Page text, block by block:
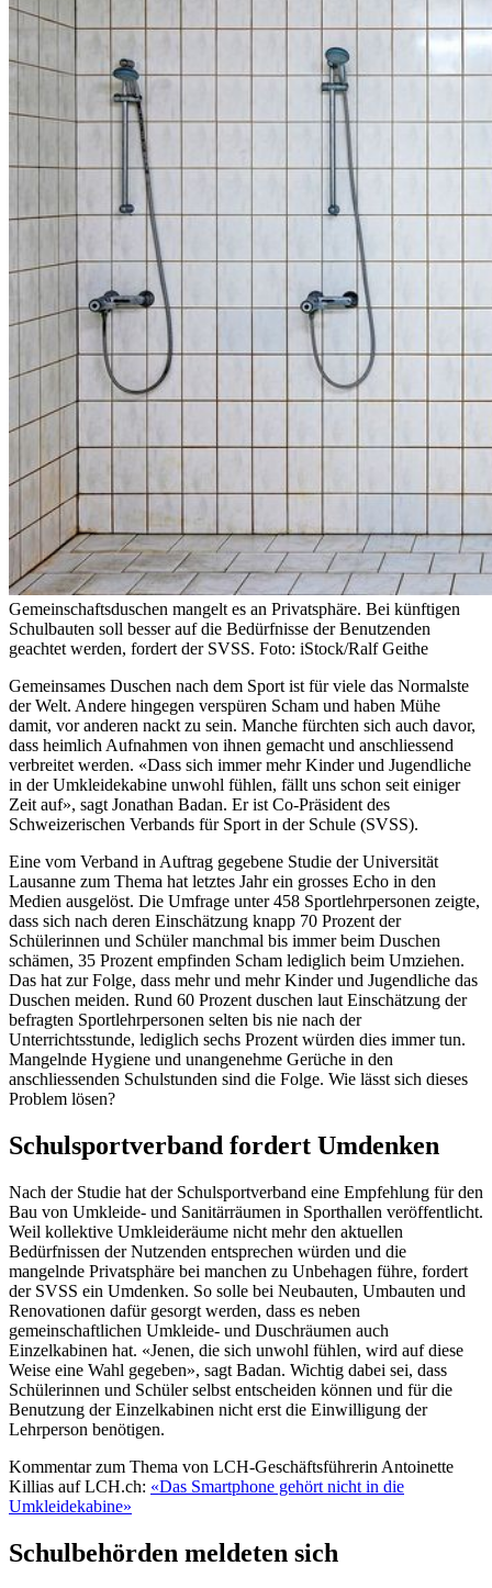
Gemeinschaftsduschen mangelt es an Privatsphäre. Bei künftigen
Schulbauten soll besser auf die Bedürfnisse der Benutzenden
geachtet werden, fordert der SVSS. Foto: iStock/Ralf Geithe
Gemeinsames Duschen nach dem Sport ist für viele das Normalste
der Welt. Andere hingegen verspüren Scham und haben Mühe
damit, vor anderen nackt zu sein. Manche fürchten sich auch davor,
dass heimlich Aufnahmen von ihnen gemacht und anschliessend
verbreitet werden. «Dass sich immer mehr Kinder und Jugendliche
in der Umkleidekabine unwohl fühlen, fällt uns schon seit einiger
Zeit auf», sagt Jonathan Badan. Er ist Co-Präsident des
Schweizerischen Verbands für Sport in der Schule (SVSS).
Eine vom Verband in Auftrag gegebene Studie der Universität
Lausanne zum Thema hat letztes Jahr ein grosses Echo in den
Medien ausgelöst. Die Umfrage unter 458 Sportlehrpersonen zeigte,
dass sich nach deren Einschätzung knapp 70 Prozent der
Schülerinnen und Schüler manchmal bis immer beim Duschen
schämen, 35 Prozent empfinden Scham lediglich beim Umziehen.
Das hat zur Folge, dass mehr und mehr Kinder und Jugendliche das
Duschen meiden. Rund 60 Prozent duschen laut Einschätzung der
befragten Sportlehrpersonen selten bis nie nach der
Unterrichtsstunde, lediglich sechs Prozent würden dies immer tun.
Mangelnde Hygiene und unangenehme Gerüche in den
anschliessenden Schulstunden sind die Folge. Wie lässt sich dieses
Problem lösen?
Schulsportverband fordert Umdenken
Nach der Studie hat der Schulsportverband eine Empfehlung für den
Bau von Umkleide- und Sanitärräumen in Sporthallen veröffentlicht.
Weil kollektive Umkleideräume nicht mehr den aktuellen
Bedürfnissen der Nutzenden entsprechen würden und die
mangelnde Privatsphäre bei manchen zu Unbehagen führe, fordert
der SVSS ein Umdenken. So solle bei Neubauten, Umbauten und
Renovationen dafür gesorgt werden, dass es neben
gemeinschaftlichen Umkleide- und Duschräumen auch
Einzelkabinen hat. «Jenen, die sich unwohl fühlen, wird auf diese
Weise eine Wahl gegeben», sagt Badan. Wichtig dabei sei, dass
Schülerinnen und Schüler selbst entscheiden können und für die
Benutzung der Einzelkabinen nicht erst die Einwilligung der
Lehrperson benötigen.
Kommentar zum Thema von LCH-Geschäftsführerin Antoinette
Killias auf LCH.ch: «Das Smartphone gehört nicht in die
Umkleidekabine»
Schulbehörden meldeten sich